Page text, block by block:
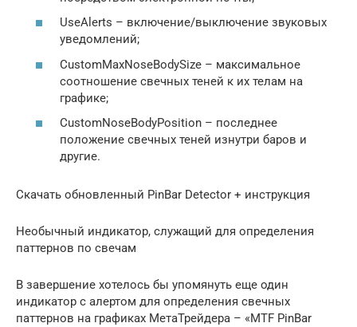
UseAlerts – включение/выключение звуковых
уведомлений;
CustomMaxNoseBodySize – максимальное
соотношение свечных теней к их телам на
графике;
CustomNoseBodyPosition – последнее
положение свечных теней изнутри баров и
другие.
Скачать обновленный PinBar Detector + инструкция
Необычный индикатор, служащий для определения
паттернов по свечам
В завершение хотелось бы упомянуть еще один
индикатор с алертом для определения свечных
паттернов на графиках МетаТрейдера – «MTF PinBar